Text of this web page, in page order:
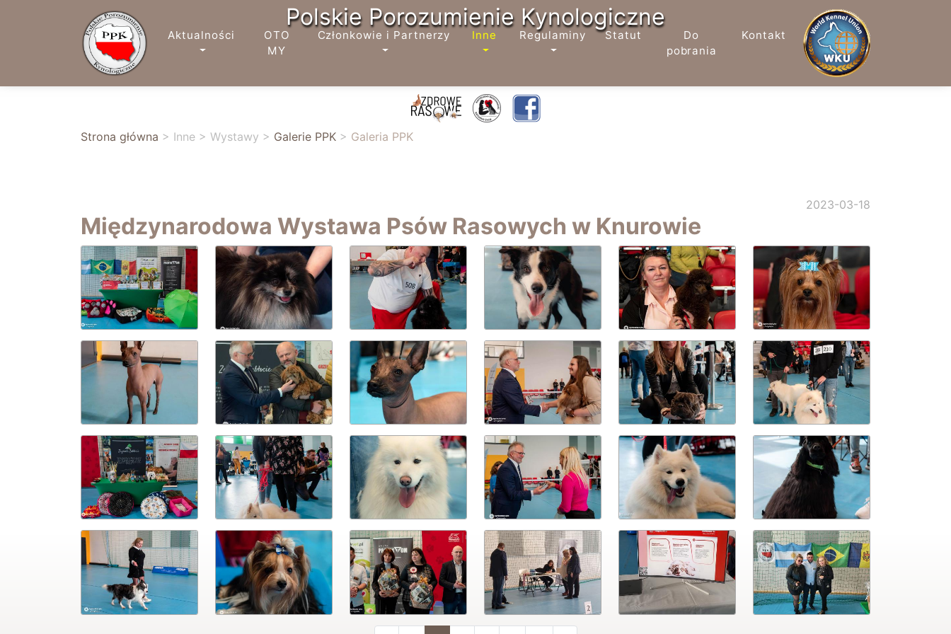
Polskie Porozumienie Kynologiczne
Aktualności
OTO
MY
Członkowie i Partnerzy Inne Regulaminy Statut
Do
pobrania
Kontakt
Strona główna > Inne > Wystawy > Galerie PPK > Galeria PPK
2023-03-18
Międzynarodowa Wystawa Psów Rasowych w Knurowie